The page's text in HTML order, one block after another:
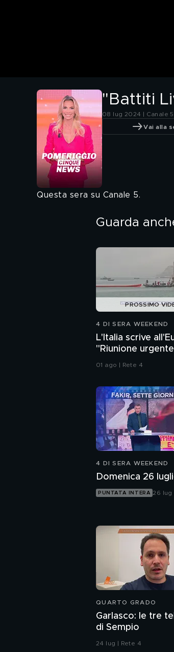
"Battiti
08 lug 2024 | Canale 5
Vai alla
Questa sera su Canale 5.
Guarda
PROSSIMO
4 DI SERA WEEKEND
L'Italia scrive
"Riunione urgente
sull'immigrazione"
01 ago | Rete 4
4 DI SERA WEEKEND
Domenica 26
PUNTATA INTERA 26 lug
QUARTO GRADO
Garlasco: le tre
di Sempio
24 lug | Rete 4